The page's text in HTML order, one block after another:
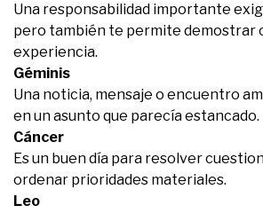
Una responsabilidad importante
pero también te permite demostrar
experiencia.
Géminis
Una noticia, mensaje o encuentro
en un asunto que parecía estancado.
Cáncer
Es un buen día para resolver
ordenar prioridades materiales.
Leo